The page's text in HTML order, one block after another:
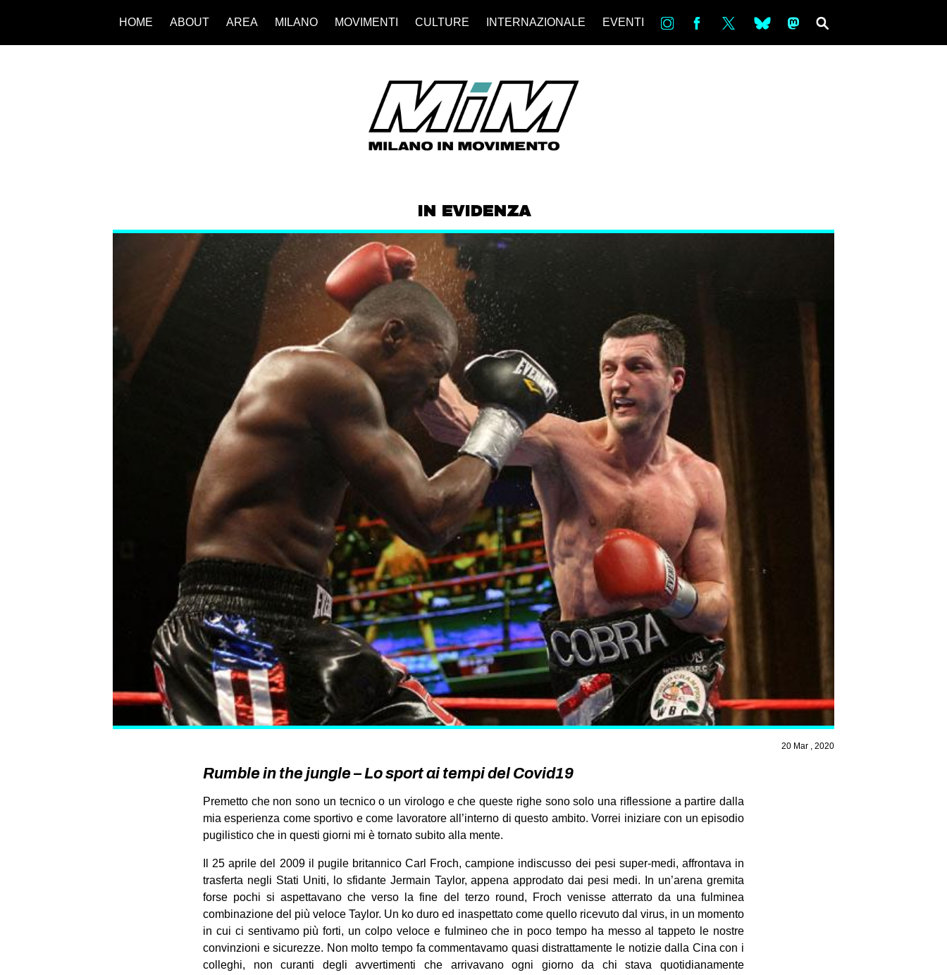
HOME ABOUT AREA MILANO MOVIMENTI CULTURE INTERNAZIONALE EVENTI in bsky ms
IN EVIDENZA
20 Mar , 2020
Rumble in the jungle – Lo sport ai tempi del Covid19
Premetto che non sono un tecnico o un virologo e che queste righe sono solo una riflessione a partire dalla
mia esperienza come sportivo e come lavoratore all’interno di questo ambito. Vorrei iniziare con un episodio
pugilistico che in questi giorni mi è tornato subito alla mente.
Il 25 aprile del 2009 il pugile britannico Carl Froch, campione indiscusso dei pesi super-medi, affrontava in
trasferta negli Stati Uniti, lo sfidante Jermain Taylor, appena approdato dai pesi medi. In un’arena gremita
forse pochi si aspettavano che verso la fine del terzo round, Froch venisse atterrato da una fulminea
combinazione del più veloce Taylor. Un ko duro ed inaspettato come quello ricevuto dal virus, in un momento
in cui ci sentivamo più forti, un colpo veloce e fulmineo che in poco tempo ha messo al tappeto le nostre
convinzioni e sicurezze. Non molto tempo fa commentavamo quasi distrattamente le notizie dalla Cina con i
colleghi, non curanti degli avvertimenti che arrivavano ogni giorno da chi stava quotidianamente